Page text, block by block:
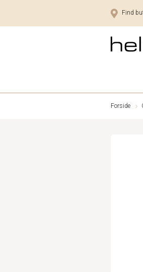
Find
Forside